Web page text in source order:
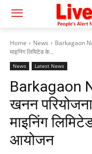
Home News
Barkagaon
माइनिंग लिमिटेड के...
News Latest News
Barkagaon
खनन
माइनिंग
आयोजन